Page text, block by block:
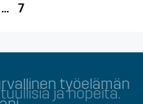
… 7
ja nopeita.